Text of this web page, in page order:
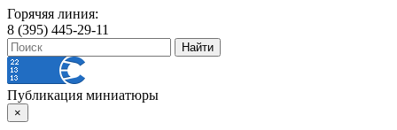
Горячяя линия:
8 (395) 445-29-11
Публикация миниатюры
×